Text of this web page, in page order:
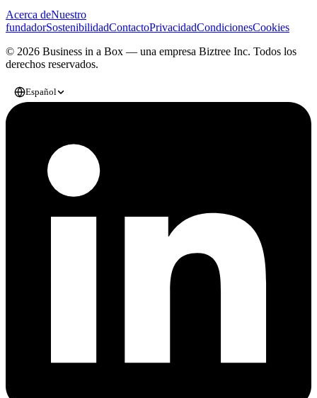
Acerca deNuestro
fundadorSostenibilidadContactoPrivacidadCondicionesCookies
© 2026 Business in a Box — una empresa Biztree Inc. Todos los
derechos reservados.
Español